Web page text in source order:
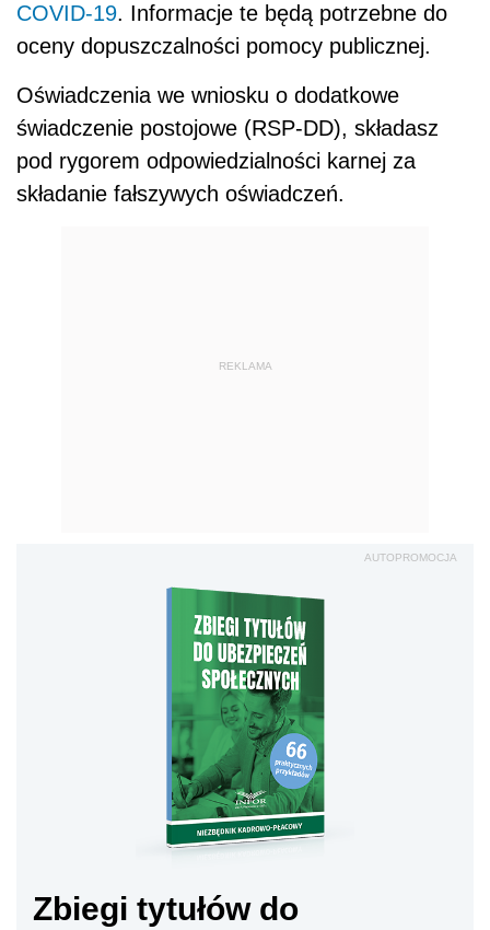
COVID-19. Informacje te będą potrzebne do
oceny dopuszczalności pomocy publicznej.
Oświadczenia we wniosku o dodatkowe
świadczenie postojowe (RSP-DD), składasz
pod rygorem odpowiedzialności karnej za
składanie fałszywych oświadczeń.
REKLAMA
AUTOPROMOCJA
Zbiegi tytułów do